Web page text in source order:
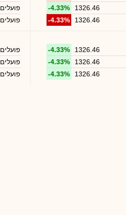
1326.46
-4.33%
1326.46
-4.33%
1326.46
-4.33%
1326.46
-4.33%
1326.46
-4.33%
פועלים
פועלים
פועלים
פועלים
פועלים